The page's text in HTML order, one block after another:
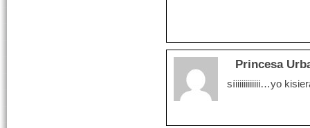
Princesa
síiiiiiiiiiiii…yo